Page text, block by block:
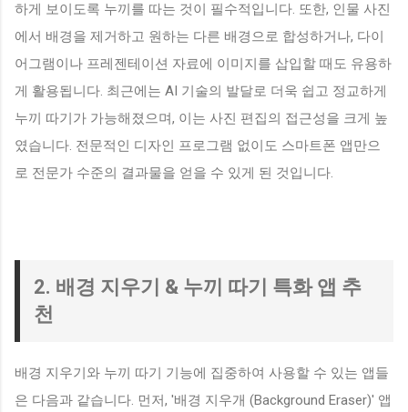
하게 보이도록 누끼를 따는 것이 필수적입니다. 또한, 인물 사진
에서 배경을 제거하고 원하는 다른 배경으로 합성하거나, 다이
어그램이나 프레젠테이션 자료에 이미지를 삽입할 때도 유용하
게 활용됩니다. 최근에는 AI 기술의 발달로 더욱 쉽고 정교하게
누끼 따기가 가능해졌으며, 이는 사진 편집의 접근성을 크게 높
였습니다. 전문적인 디자인 프로그램 없이도 스마트폰 앱만으
로 전문가 수준의 결과물을 얻을 수 있게 된 것입니다.
2. 배경 지우기 & 누끼 따기 특화 앱 추
천
배경 지우기와 누끼 따기 기능에 집중하여 사용할 수 있는 앱들
은 다음과 같습니다. 먼저, '배경 지우개 (Background Eraser)' 앱